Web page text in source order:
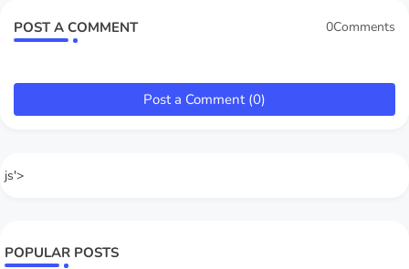
POST A COMMENT 0Comments
Post a Comment (0)
js'>
POPULAR POSTS